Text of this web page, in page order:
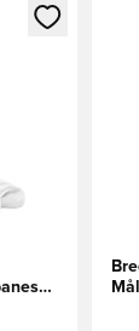
at logge ind